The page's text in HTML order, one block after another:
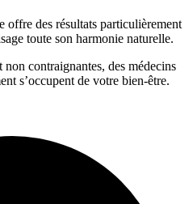
offre des résultats particulièrement
toute son harmonie naturelle.
contraignantes, des médecins
s’occupent de votre bien-être.